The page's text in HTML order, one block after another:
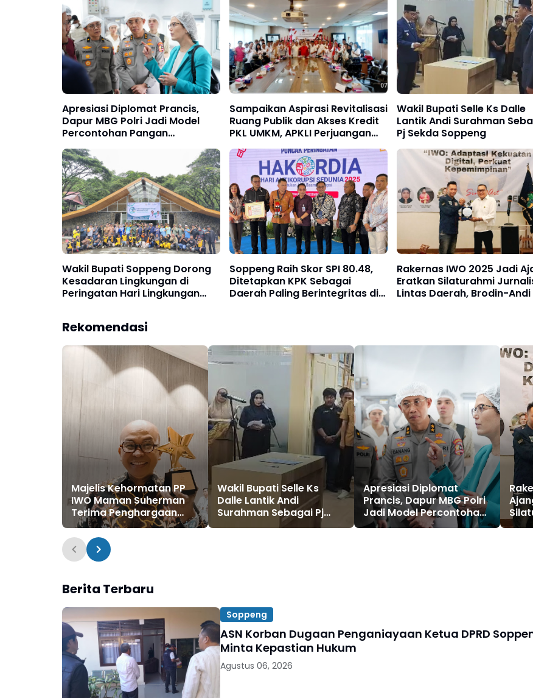
Apresiasi Diplomat Prancis,
Dapur MBG Polri Jadi Model
Percontohan Pangan
Berkelanjutan
Sampaikan Aspirasi Revitalisasi
Ruang Publik dan Akses Kredit
PKL UMKM, APKLI Perjuangan
Audiensi Dengan Komisi VI DPR
RI
Wakil Bupati Selle Ks Dalle
Lantik Andi Surahman
Pj Sekda Soppeng
Wakil Bupati Soppeng Dorong
Kesadaran Lingkungan di
Peringatan Hari Lingkungan
Soppeng Raih Skor SPI 80.48,
Ditetapkan KPK Sebagai
Daerah Paling Berintegritas di
Rakernas IWO 2025 Jadi
Eratkan Silaturahmi
Lintas Daerah, Brodin-Andi
Rekomendasi
Majelis Kehormatan PP
IWO Maman Suherman
Terima Penghargaan
Pegiat Literasi Nasional,
Sekjen Telly Nathalia
Sampaikan Harapannya
Wakil Bupati Selle Ks
Dalle Lantik Andi
Surahman Sebagai Pj
Sekda Soppeng
Apresiasi Diplomat
Prancis, Dapur MBG Polri
Jadi Model Percontohan
Pangan Berkelanjutan
Berita Terbaru
Soppeng
ASN Korban Dugaan Penganiayaan Ketua DPRD
Minta Kepastian Hukum
Agustus 06, 2026